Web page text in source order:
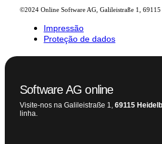
©2024 Online Software AG, Galileistraße 1,
Impressão
Proteção de dados
Software AG online
Visite-nos na Galileistraße 1, 69115
linha.